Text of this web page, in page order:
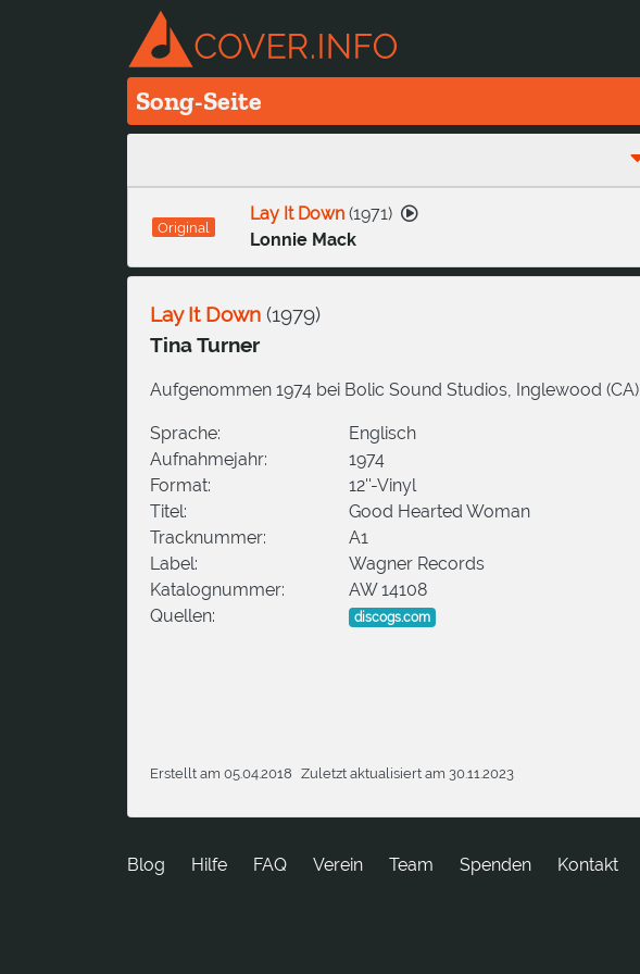
Song-Seite
Original
Lay It Down(1971)
Lonnie Mack
Lay It Down (1979)
Tina Turner
Aufgenommen 1974 bei Bolic Sound Studios, Inglewood (CA)
Sprache:
Englisch
Aufnahmejahr:
1974
Format:
12''-Vinyl
Titel:
Good Hearted Woman
Tracknummer:
A1
Label:
Wagner Records
Katalognummer:
AW 14108
Quellen:
discogs.com
Erstellt am 05.04.2018 Zuletzt aktualisiert am 30.11.2023
Blog Hilfe FAQ Verein Team Spenden tkatnoK